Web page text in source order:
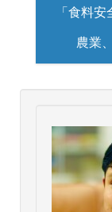
「食料
農業